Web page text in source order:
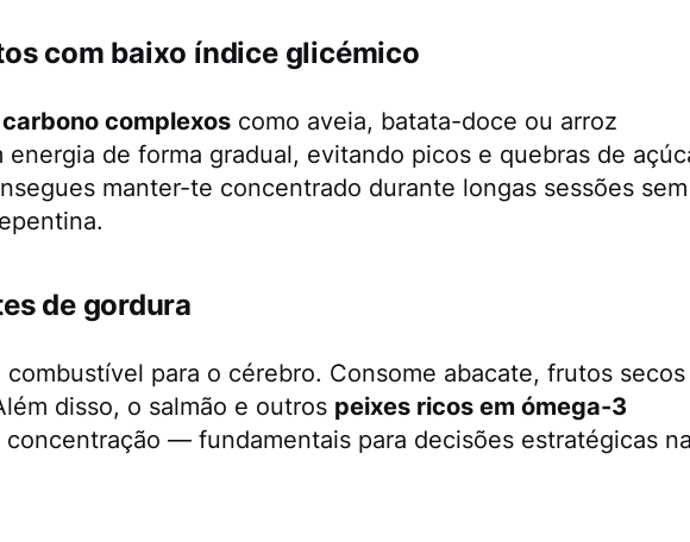
com baixo índice glicémico
complexoscomo aveia, batata-doce ou arroz
energia de forma gradual, evitando picos e quebras de
manter-te concentrado durante longas sessões sem
de gordura
combustível para o cérebro. Consome abacate, frutos
disso, o salmão e outros peixes ricos em ómega-3
concentração — fundamentais para decisões estratégicas